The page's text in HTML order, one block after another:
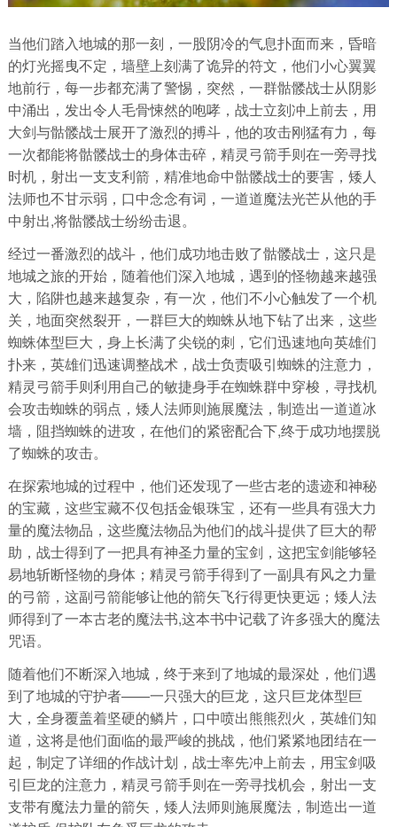
当他们踏入地城的那一刻，一股阴冷的气息扑面而来，昏暗
的灯光摇曳不定，墙壁上刻满了诡异的符文，他们小心翼翼
地前行，每一步都充满了警惕，突然，一群骷髅战士从阴影
中涌出，发出令人毛骨悚然的咆哮，战士立刻冲上前去，用
大剑与骷髅战士展开了激烈的搏斗，他的攻击刚猛有力，每
一次都能将骷髅战士的身体击碎，精灵弓箭手则在一旁寻找
时机，射出一支支利箭，精准地命中骷髅战士的要害，矮人
法师也不甘示弱，口中念念有词，一道道魔法光芒从他的手
中射出,将骷髅战士纷纷击退。
经过一番激烈的战斗，他们成功地击败了骷髅战士，这只是
地城之旅的开始，随着他们深入地城，遇到的怪物越来越强
大，陷阱也越来越复杂，有一次，他们不小心触发了一个机
关，地面突然裂开，一群巨大的蜘蛛从地下钻了出来，这些
蜘蛛体型巨大，身上长满了尖锐的刺，它们迅速地向英雄们
扑来，英雄们迅速调整战术，战士负责吸引蜘蛛的注意力，
精灵弓箭手则利用自己的敏捷身手在蜘蛛群中穿梭，寻找机
会攻击蜘蛛的弱点，矮人法师则施展魔法，制造出一道道冰
墙，阻挡蜘蛛的进攻，在他们的紧密配合下,终于成功地摆脱
了蜘蛛的攻击。
在探索地城的过程中，他们还发现了一些古老的遗迹和神秘
的宝藏，这些宝藏不仅包括金银珠宝，还有一些具有强大力
量的魔法物品，这些魔法物品为他们的战斗提供了巨大的帮
助，战士得到了一把具有神圣力量的宝剑，这把宝剑能够轻
易地斩断怪物的身体；精灵弓箭手得到了一副具有风之力量
的弓箭，这副弓箭能够让他的箭矢飞行得更快更远；矮人法
师得到了一本古老的魔法书,这本书中记载了许多强大的魔法
咒语。
随着他们不断深入地城，终于来到了地城的最深处，他们遇
到了地城的守护者——一只强大的巨龙，这只巨龙体型巨
大，全身覆盖着坚硬的鳞片，口中喷出熊熊烈火，英雄们知
道，这将是他们面临的最严峻的挑战，他们紧紧地团结在一
起，制定了详细的作战计划，战士率先冲上前去，用宝剑吸
引巨龙的注意力，精灵弓箭手则在一旁寻找机会，射出一支
支带有魔法力量的箭矢，矮人法师则施展魔法，制造出一道